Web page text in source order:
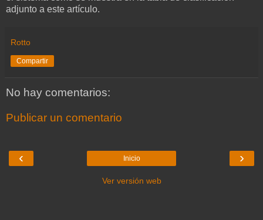
adjunto a este artículo.
Rotto
Compartir
No hay comentarios:
Publicar un comentario
‹ ›
Inicio
Ver versión web